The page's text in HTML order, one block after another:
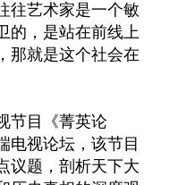
往艺术家是一个敏
的，是站在前线上
那就是这个社会在
节目《菁英论
电视论坛，该节目
议题，剖析天下大